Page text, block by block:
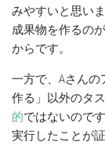
みやすいと思いま
成果物を作るのが
からです。
一方で、Aさん
作る」以外のタ
的ではないので
実行したことが